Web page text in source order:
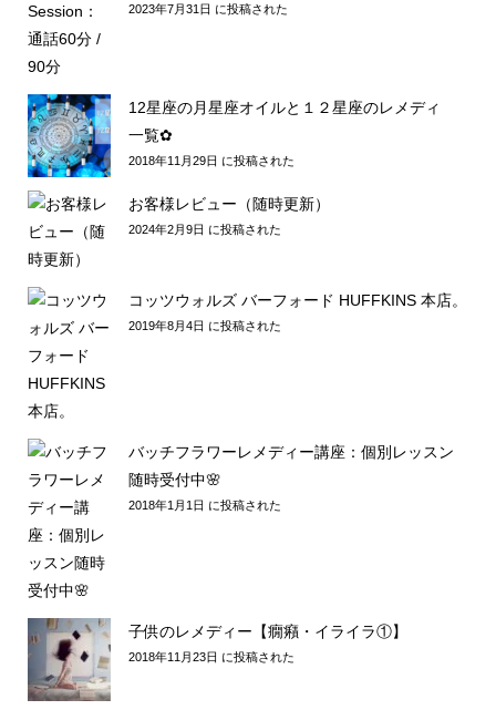
2023年7月31日 に投稿された
12星座の月星座オイルと１２星座のレメディ
一覧✿
2018年11月29日 に投稿された
お客様レビュー（随時更新）
2024年2月9日 に投稿された
コッツウォルズ バーフォード HUFFKINS 本店。
2019年8月4日 に投稿された
バッチフラワーレメディー講座：個別レッスン
随時受付中🌸
2018年1月1日 に投稿された
子供のレメディー【癇癪・イライラ①】
2018年11月23日 に投稿された